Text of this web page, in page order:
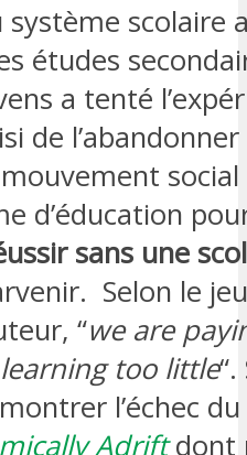
scolaire
études
a tenté
de
d’éducation
sans une
Selon le
“we are
too little
l’échec
Adriftdont